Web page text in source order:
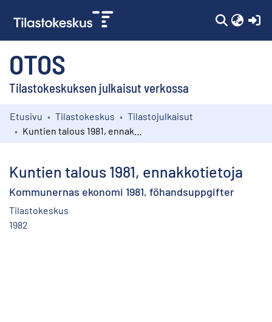
OTOS
Tilastokeskuksen julkaisut verkossa
Kokoelmat
Etusivu Tilastokeskus
Tilastojulkaisut
Kuntien talous 1981, ennakkotietoja
Kommunernas ekonomi 1981, föhandsuppgifter
Tilastokeskus
1982